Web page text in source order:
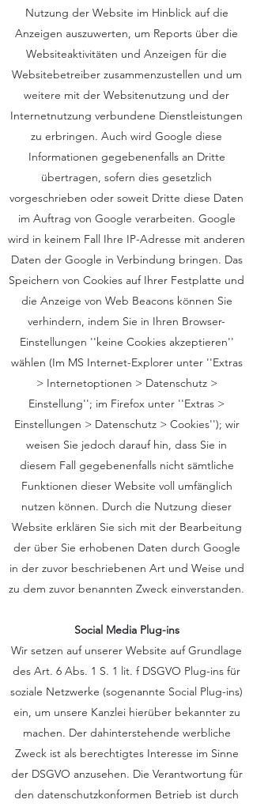
Nutzung der Website im Hinblick auf die
Anzeigen auszuwerten, um Reports über die
Websiteaktivitäten und Anzeigen für die
Websitebetreiber zusammenzustellen und um
weitere mit der Websitenutzung und der
Internetnutzung verbundene Dienstleistungen
zu erbringen. Auch wird Google diese
Informationen gegebenenfalls an Dritte
übertragen, sofern dies gesetzlich
vorgeschrieben oder soweit Dritte diese Daten
im Auftrag von Google verarbeiten. Google
wird in keinem Fall Ihre IP-Adresse mit anderen
Daten der Google in Verbindung bringen. Das
Speichern von Cookies auf Ihrer Festplatte und
die Anzeige von Web Beacons können Sie
verhindern, indem Sie in Ihren Browser-
Einstellungen ''keine Cookies akzeptieren''
wählen (Im MS Internet-Explorer unter ''Extras
> Internetoptionen > Datenschutz >
Einstellung''; im Firefox unter ''Extras >
Einstellungen > Datenschutz > Cookies''); wir
weisen Sie jedoch darauf hin, dass Sie in
diesem Fall gegebenenfalls nicht sämtliche
Funktionen dieser Website voll umfänglich
nutzen können. Durch die Nutzung dieser
Website erklären Sie sich mit der Bearbeitung
der über Sie erhobenen Daten durch Google
in der zuvor beschriebenen Art und Weise und
zu dem zuvor benannten Zweck einverstanden.
Social Media Plug-ins
Wir setzen auf unserer Website auf Grundlage
des Art. 6 Abs. 1 S. 1 lit. f DSGVO Plug-ins für
soziale Netzwerke (sogenannte Social Plug-ins)
ein, um unsere Kanzlei hierüber bekannter zu
machen. Der dahinterstehende werbliche
Zweck ist als berechtigtes Interesse im Sinne
der DSGVO anzusehen. Die Verantwortung für
den datenschutzkonformen Betrieb ist durch